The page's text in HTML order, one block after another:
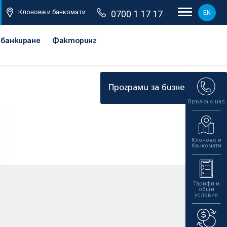
Клонове и банкомати 0700 1 17 17 EN
Факторинг
Програми за бизнеса
Връзка с нас
Клонове и
банкомати
Тарифи и
общи
условия